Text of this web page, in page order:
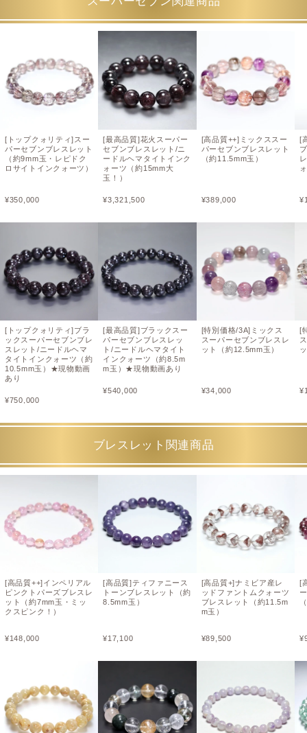
[トップクォリティ]スー
パーセブンブレスレット
（約9mm玉・レピドク
ロサイトインクォーツ）
¥350,000
[トップクォリティ]ブラ
ックスーパーセブンブレ
スレット/ニードルヘマ
タイトインクォーツ（約
10.5mm玉）★現物動画
あり
¥750,000
[最高品質]花火スーパー
セブンブレスレット/ニ
ードルヘマタイトインク
ォーツ（約15mm大
玉！）
¥3,321,500
[最高品質]ブラックスー
パーセブンブレスレッ
ト/ニードルヘマタイト
インクォーツ（約8.5m
m玉）★現物動画あり
¥540,000
[高品質++]ミックススー
パーセブンブレスレット
（約11.5mm玉）
¥389,000
[特別価格/3A]ミックス
スーパーセブンブレスレ
ット（約12.5mm玉）
¥34,000
[
¥
[
¥
ブレスレット関連商品
[高品質++]インペリアル
ピンクトパーズブレスレ
ット（約7mm玉・ミッ
クスピンク！）
¥148,000
[高品質]ティファニース
トーンブレスレット（約
8.5mm玉）
¥17,100
[高品質+]ナミビア産レ
ッドファントムクォーツ
ブレスレット（約11.5m
m玉）
¥89,500
[
¥